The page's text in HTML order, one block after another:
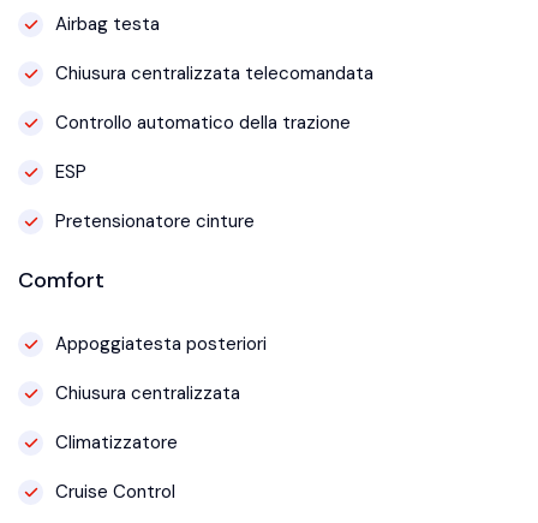
Airbag testa
Chiusura centralizzata telecomandata
Controllo automatico della trazione
ESP
Pretensionatore cinture
Comfort
Appoggiatesta posteriori
Chiusura centralizzata
Climatizzatore
Cruise Control